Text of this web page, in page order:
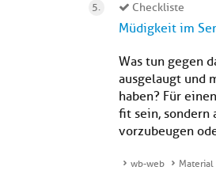
Checkliste
Müdigkeit im
Was tun gegen
ausgelaugt und
haben? Für
fit sein, sondern
vorzubeugen
wb-web Material